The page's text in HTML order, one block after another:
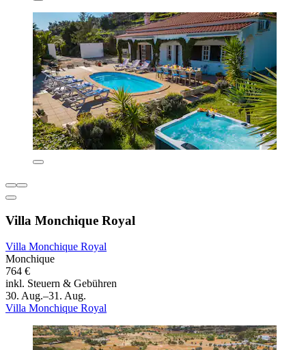
Villa Monchique Royal
Villa Monchique Royal
Monchique
764 €
inkl. Steuern & Gebühren
30. Aug.–31. Aug.
Villa Monchique Royal